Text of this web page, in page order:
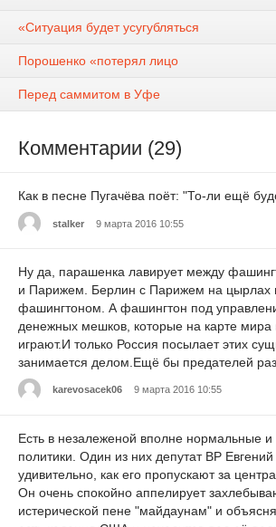
«Ситуация будет усугубляться
Порошенко «потерял лицо
Перед саммитом в Уфе
Комментарии (29)
Как в песне Пугачёва поёт: "То-ли ещё
stalker 9 марта 2016 10:55
Ну да, парашенка лавирует между
и Парижем. Берлин с Парижем на цырлах
фашингтоном. А фашингтон под
денежных мешков, которые на карте
играют.И только Россия посылает этих
занимается делом.Ещё бы предателей
karevosacek06 9 марта 2016 10:55
Есть в незалеженой вполне нормальные и
политики. Один из них депутат ВР
удивительно, как его пропускают за
Он очень спокойно аппелирует
истерической пене "майдаунам" и